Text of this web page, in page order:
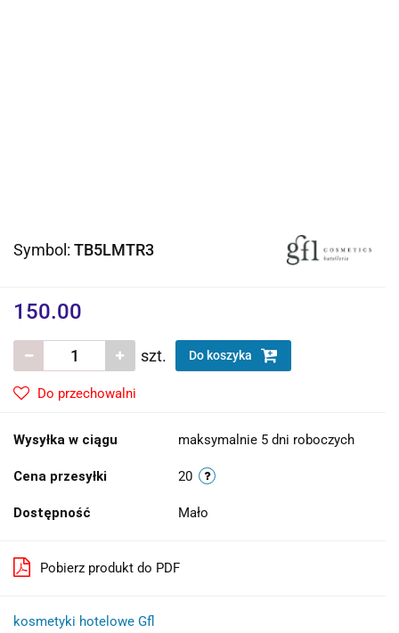
Symbol: TB5LMTR3
150.00
szt. Do koszyka
Do przechowalni
Wysyłka w ciągu maksymalnie 5 dni roboczych
Cena przesyłki 20
Dostępność Mało
Pobierz produkt do PDF
kosmetyki hotelowe Gfl